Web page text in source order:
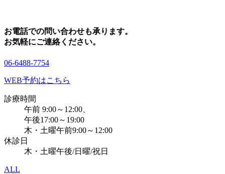
お電話での問い合わせも承ります。
お気軽にご連絡ください。
06-6488-7754
WEB予約はこちら
診療時間
午前 9:00～12:00、
午後17:00～19:00
木・土曜午前9:00～12:00
休診日
木・土曜午後/日曜/祝日
ALL